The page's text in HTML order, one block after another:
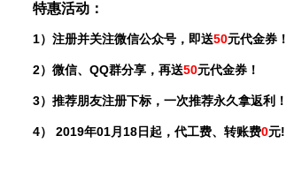
特惠活动：
1）注册并关注微信公众号，即送50元代金券！
2）微信、QQ群分享，再送50元代金券！
3）推荐朋友注册下标，一次推荐永久拿返利！
4） 2019年01月18日起，代工费、转账费0元!